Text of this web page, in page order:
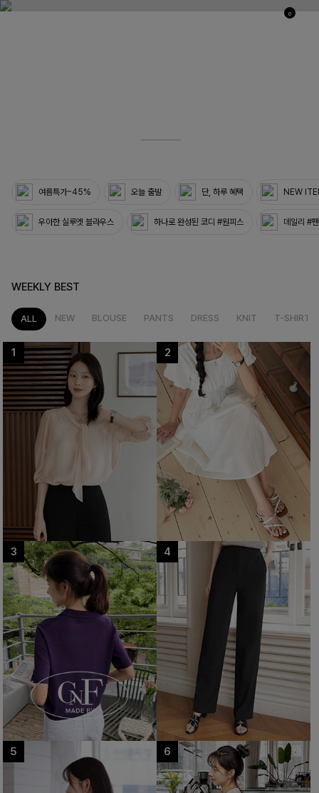
0
여름특가~45% 오늘 출발 단, 하루 혜택 NEW
우아한 실루엣 블라우스 하나로 완성된 코디 #원피스 데일리 #
WEEKLY BEST
ALL NEW BLOUSE PANTS DRESS KNIT T-SHIRT